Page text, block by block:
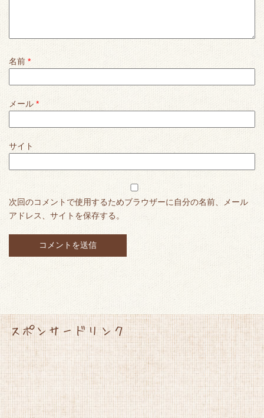
名前 *
メール *
サイト
次回のコメントで使用するためブラウザーに自分の名前、メール
アドレス、サイトを保存する。
スポンサードリンク